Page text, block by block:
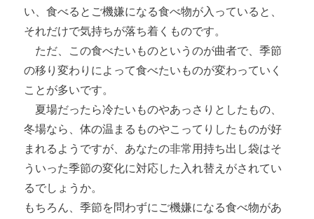
い、食べるとご機嫌になる食べ物が入っていると、
それだけで気持ちが落ち着くものです。
ただ、この食べたいものというのが曲者で、季節
の移り変わりによって食べたいものが変わっていく
ことが多いです。
夏場だったら冷たいものやあっさりとしたもの、
冬場なら、体の温まるものやこってりしたものが好
まれるようですが、あなたの非常用持ち出し袋はそ
ういった季節の変化に対応した入れ替えがされてい
るでしょうか。
もちろん、季節を問わずにご機嫌になる食べ物があ